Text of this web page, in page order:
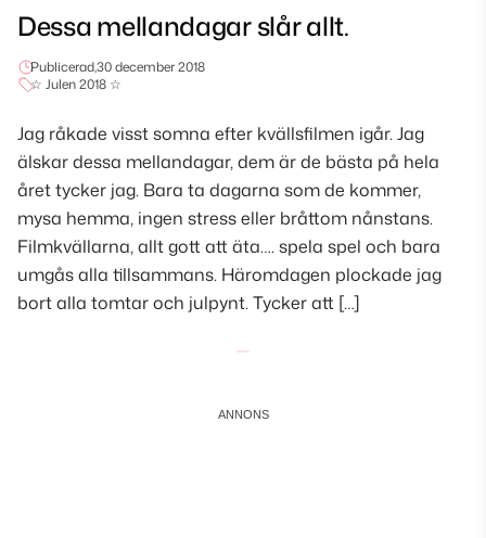
Dessa mellandagar slår allt.
Publicerad,30 december 2018
☆ Julen 2018 ☆
Jag råkade visst somna efter kvällsfilmen igår. Jag
älskar dessa mellandagar, dem är de bästa på hela
året tycker jag. Bara ta dagarna som de kommer,
mysa hemma, ingen stress eller bråttom nånstans.
Filmkvällarna, allt gott att äta…. spela spel och bara
umgås alla tillsammans. Häromdagen plockade jag
bort alla tomtar och julpynt. Tycker att […]